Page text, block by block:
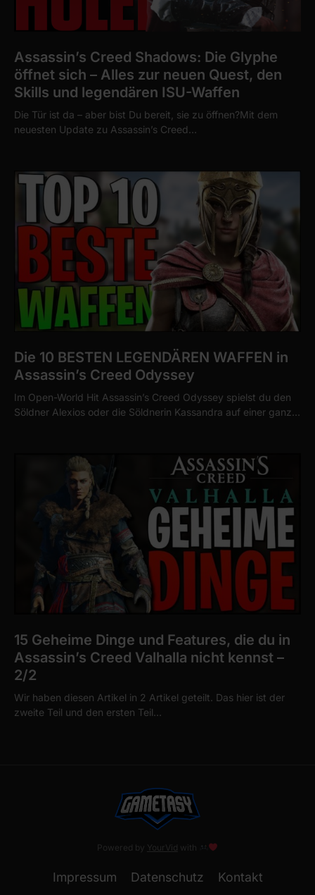
Assassin’s Creed Shadows: Die Glyphe
öffnet sich – Alles zur neuen Quest, den
Skills und legendären ISU-Waffen
Die Tür ist da – aber bist Du bereit, sie zu öffnen?Mit dem
neuesten Update zu Assassin’s Creed…
Die 10 BESTEN LEGENDÄREN WAFFEN in
Assassin’s Creed Odyssey
Im Open-World Hit Assassin’s Creed Odyssey spielst du den
Söldner Alexios oder die Söldnerin Kassandra auf einer ganz…
15 Geheime Dinge und Features, die du in
Assassin’s Creed Valhalla nicht kennst –
2/2
Wir haben diesen Artikel in 2 Artikel geteilt. Das hier ist der
zweite Teil und den ersten Teil…
Powered by YourVid with
Impressum Datenschutz Kontakt